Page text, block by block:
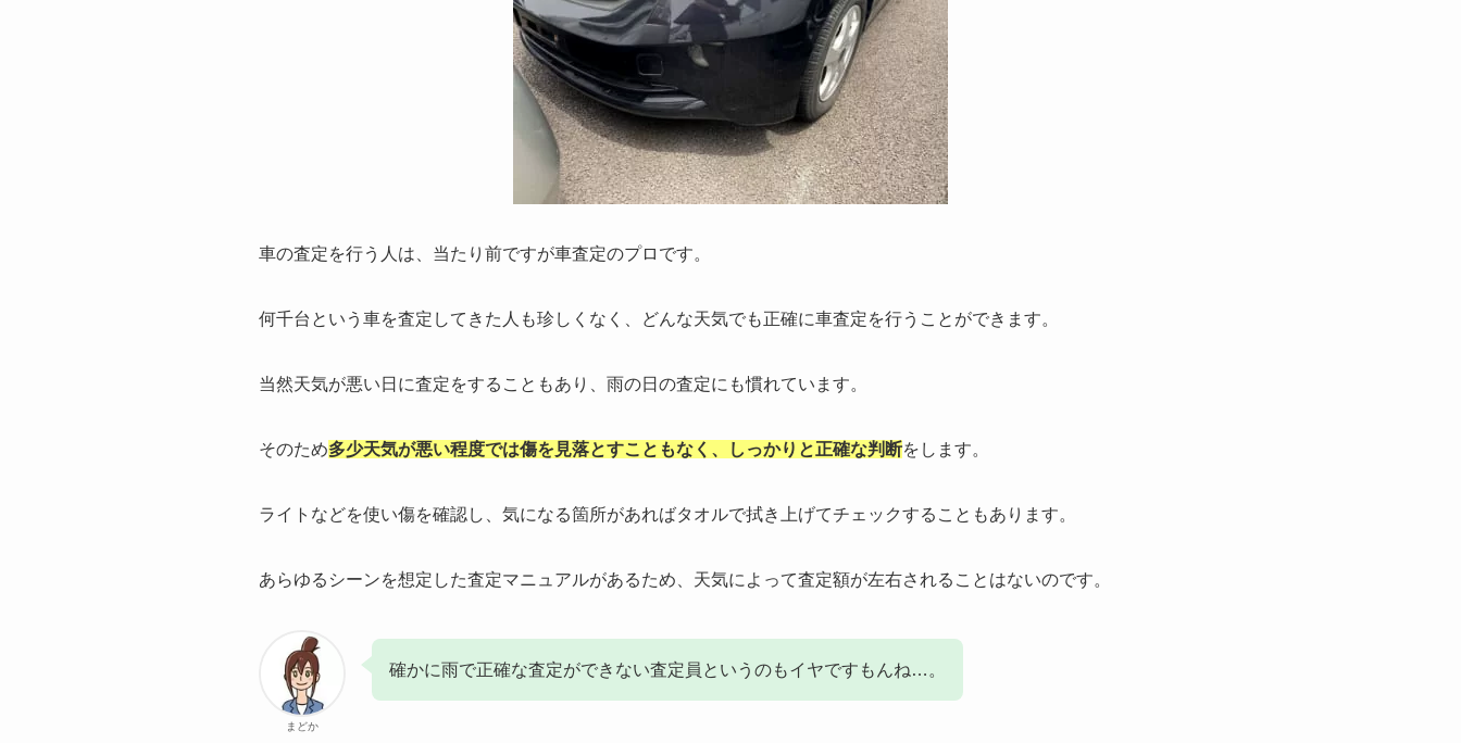
車の査定を行う人は、当たり前ですが車査定のプロです。
何千台という車を査定してきた人も珍しくなく、どんな天気でも正確に車査定を行うことができます。
当然天気が悪い日に査定をすることもあり、雨の日の査定にも慣れています。
そのため多少天気が悪い程度では傷を見落とすこともなく、しっかりと正確な判断をします。
ライトなどを使い傷を確認し、気になる箇所があればタオルで拭き上げてチェックすることもあります。
あらゆるシーンを想定した査定マニュアルがあるため、天気によって査定額が左右されることはないのです。
まどか
確かに雨で正確な査定ができない査定員というのもイヤですもんね…。